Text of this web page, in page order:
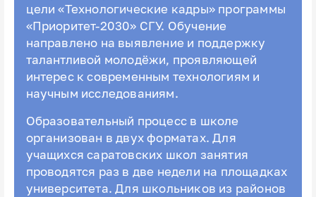
цели «Технологические кадры» программы
«Приоритет-2030» СГУ. Обучение
направлено на выявление и поддержку
талантливой молодёжи, проявляющей
интерес к современным технологиям и
научным исследованиям.
Образовательный процесс в школе
организован в двух форматах. Для
учащихся саратовских школ занятия
проводятся раз в две недели на площадках
университета. Для школьников из районов